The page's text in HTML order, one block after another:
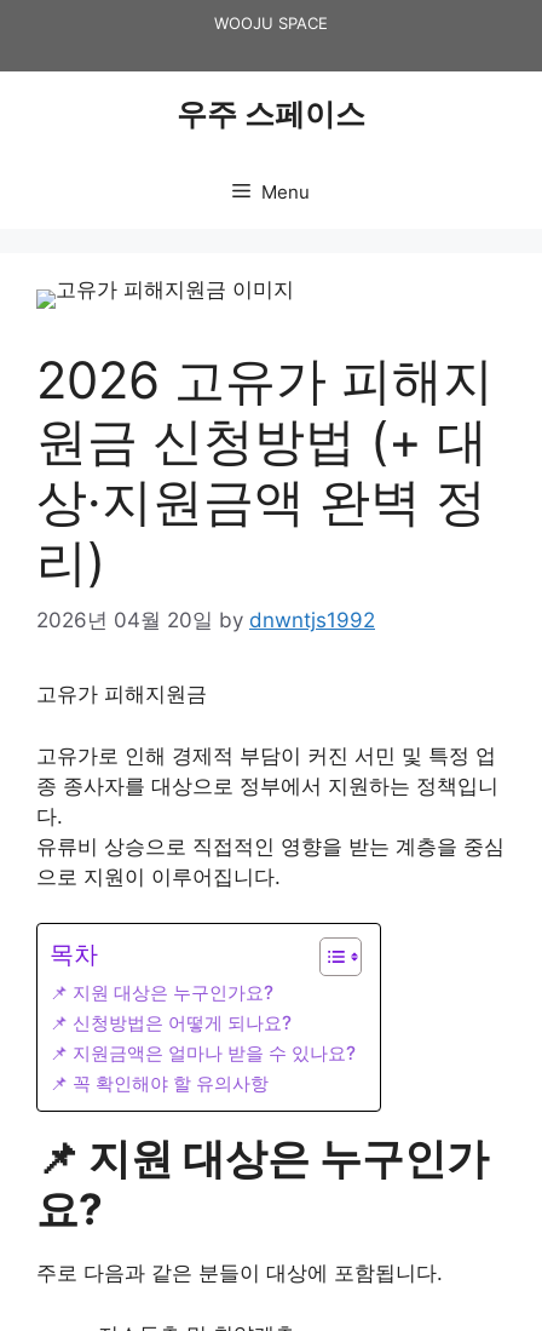
content
WOOJU SPACE
우주 스페이스
Menu
2026 고유가 피해지
원금 신청방법 (+ 대
상·지원금액 완벽 정
리)
2026년 04월 20일 by dnwntjs1992
고유가 피해지원금
고유가로 인해 경제적 부담이 커진 서민 및 특정 업
종 종사자를 대상으로 정부에서 지원하는 정책입니
다.
유류비 상승으로 직접적인 영향을 받는 계층을 중심
으로 지원이 이루어집니다.
목차
📌 지원 대상은 누구인가요?
📌 신청방법은 어떻게 되나요?
📌 지원금액은 얼마나 받을 수 있나요?
📌 꼭 확인해야 할 유의사항
📌 지원 대상은 누구인가
요?
주로 다음과 같은 분들이 대상에 포함됩니다.